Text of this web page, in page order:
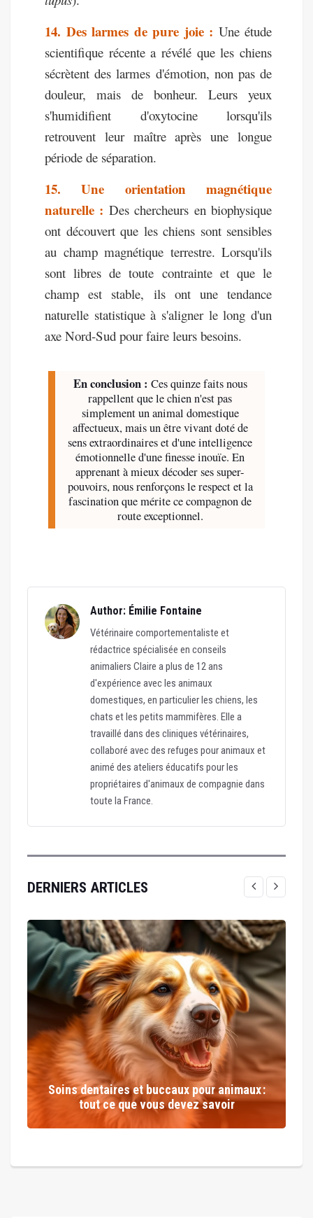
14. Des larmes de pure joie : Une étude
scientifique récente a révélé que les chiens
sécrètent des larmes d'émotion, non pas de
douleur, mais de bonheur. Leurs yeux
s'humidifient d'oxytocine lorsqu'ils
retrouvent leur maître après une longue
période de séparation.
15. Une orientation magnétique
naturelle : Des chercheurs en biophysique
ont découvert que les chiens sont sensibles
au champ magnétique terrestre. Lorsqu'ils
sont libres de toute contrainte et que le
champ est stable, ils ont une tendance
naturelle statistique à s'aligner le long d'un
axe Nord-Sud pour faire leurs besoins.
En conclusion : Ces quinze faits nous
rappellent que le chien n'est pas
simplement un animal domestique
affectueux, mais un être vivant doté de
sens extraordinaires et d'une intelligence
émotionnelle d'une finesse inouïe. En
apprenant à mieux décoder ses super-
pouvoirs, nous renforçons le respect et la
fascination que mérite ce compagnon de
route exceptionnel.
Author: Émilie Fontaine
Vétérinaire comportementaliste et
rédactrice spécialisée en conseils
animaliers Claire a plus de 12 ans
d'expérience avec les animaux
domestiques, en particulier les chiens, les
chats et les petits mammifères. Elle a
travaillé dans des cliniques vétérinaires,
collaboré avec des refuges pour animaux et
animé des ateliers éducatifs pour les
propriétaires d'animaux de compagnie dans
toute la France.
DERNIERS ARTICLES
Soins dentaires et buccaux pour animaux :
tout ce que vous devez savoir